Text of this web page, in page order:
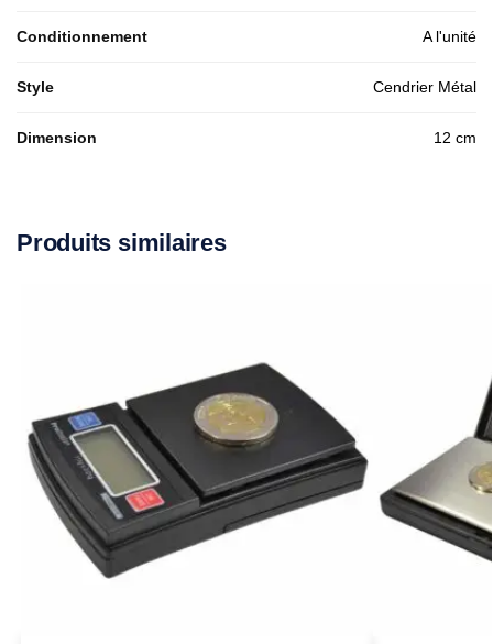
Conditionnement A l'unité
Style Cendrier Métal
Dimension 12 cm
Produits similaires